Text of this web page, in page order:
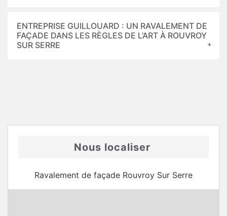
ENTREPRISE GUILLOUARD : UN RAVALEMENT DE
FAÇADE DANS LES RÈGLES DE L’ART À ROUVROY
SUR SERRE
Nous localiser
Ravalement de façade Rouvroy Sur Serre